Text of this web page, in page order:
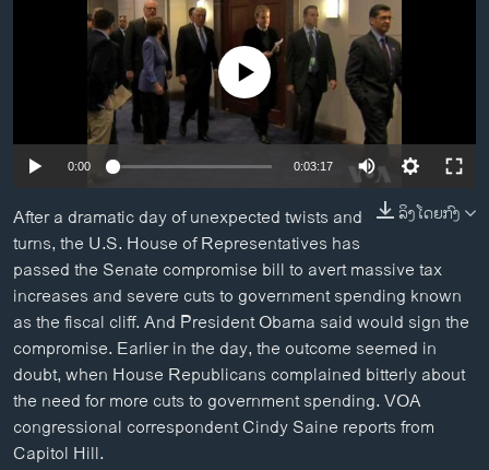
ອິດສະຫຼະພາບດ້ານການຂ່າວ
ຊີວິດຊາວລາວ
ຊຸມຊົນຊາວລາວ
ວິທະຍາສາດ-ເທັກໂນໂລຈີ
ທຸລະກິດ
ພາສາອັງກິດ
ວີດີໂອ
ສຽງ
ລາຍການກະຈາຍສຽງ
ລາຍງານ
ຕິດຕາມພວກເຮົາ ທີ່
No media source currently available
0:00 0:03:17
ລິງໂດຍກົງ
After a dramatic day of unexpected twists and
turns, the U.S. House of Representatives has
passed the Senate compromise bill to avert massive tax
increases and severe cuts to government spending known
as the fiscal cliff. And President Obama said would sign the
compromise. Earlier in the day, the outcome seemed in
doubt, when House Republicans complained bitterly about
the need for more cuts to government spending. VOA
congressional correspondent Cindy Saine reports from
Capitol Hill.